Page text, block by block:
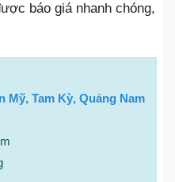
báo giá nhanh chóng,
Mỹ, Tam Kỳ, Quảng Nam